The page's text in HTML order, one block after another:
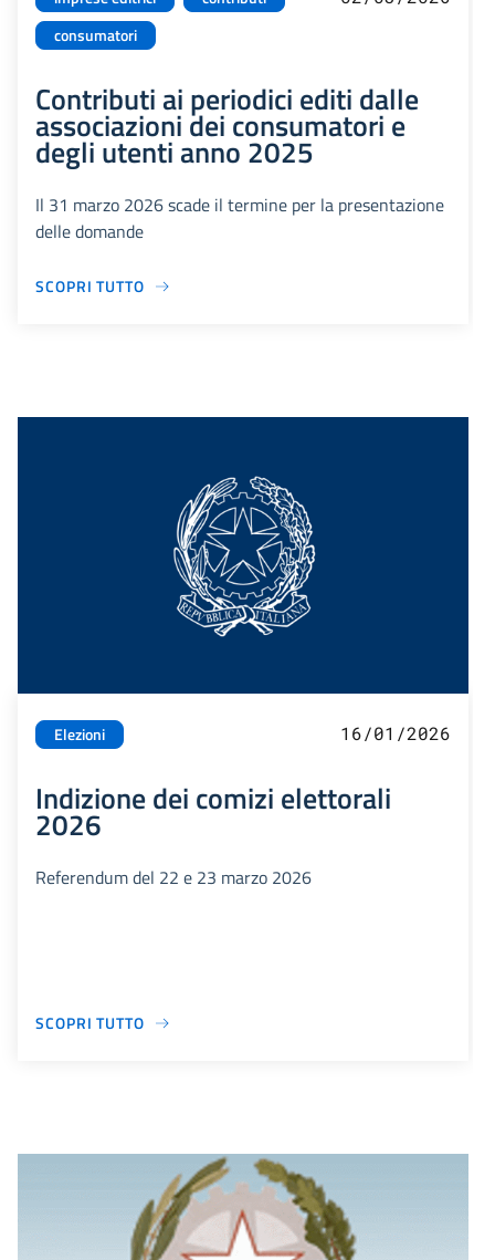
consumatori
Contributi ai periodici editi dalle
associazioni dei consumatori e
degli utenti anno 2025
Il 31 marzo 2026 scade il termine per la presentazione
delle domande
SCOPRI TUTTO
Elezioni 16/01/2026
Indizione dei comizi elettorali
2026
Referendum del 22 e 23 marzo 2026
SCOPRI TUTTO